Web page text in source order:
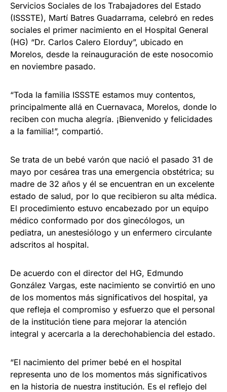
Servicios Sociales de los Trabajadores del Estado
(ISSSTE), Martí Batres Guadarrama, celebró en redes
sociales el primer nacimiento en el Hospital General
(HG) “Dr. Carlos Calero Elorduy”, ubicado en
Morelos, desde la reinauguración de este nosocomio
en noviembre pasado.
“Toda la familia ISSSTE estamos muy contentos,
principalmente allá en Cuernavaca, Morelos, donde lo
reciben con mucha alegría. ¡Bienvenido y felicidades
a la familia!”, compartió.
Se trata de un bebé varón que nació el pasado 31 de
mayo por cesárea tras una emergencia obstétrica; su
madre de 32 años y él se encuentran en un excelente
estado de salud, por lo que recibieron su alta médica.
El procedimiento estuvo encabezado por un equipo
médico conformado por dos ginecólogos, un
pediatra, un anestesiólogo y un enfermero circulante
adscritos al hospital.
De acuerdo con el director del HG, Edmundo
González Vargas, este nacimiento se convirtió en uno
de los momentos más significativos del hospital, ya
que refleja el compromiso y esfuerzo que el personal
de la institución tiene para mejorar la atención
integral y acercarla a la derechohabiencia del estado.
“El nacimiento del primer bebé en el hospital
representa uno de los momentos más significativos
en la historia de nuestra institución. Es el reflejo del